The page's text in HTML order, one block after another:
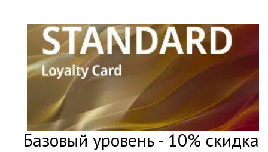
Базовый уровень - 10% скидка